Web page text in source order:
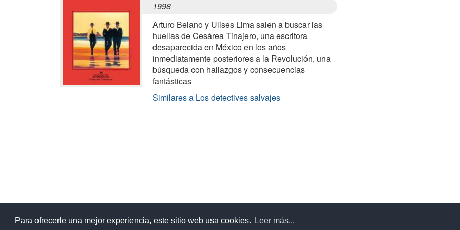
Para ofrecerle una mejor experiencia, este sitio web usa cookies. Leer más...
1998
Arturo Belano y Ulises Lima salen a buscar las
huellas de Cesárea Tinajero, una escritora
desaparecida en México en los años
inmediatamente posteriores a la Revolución, una
búsqueda con hallazgos y consecuencias
fantásticas
Similares a Los detectives salvajes
Ayuda Aviso legal